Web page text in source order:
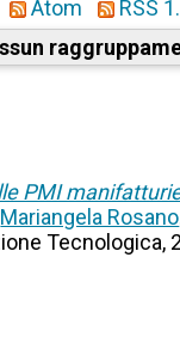
Atom RSS
PMI
Mariangela Rosano
Tecnologica,